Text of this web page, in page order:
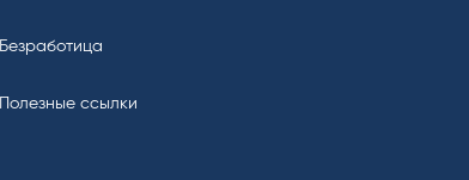
Безработица
Полезные ссылки